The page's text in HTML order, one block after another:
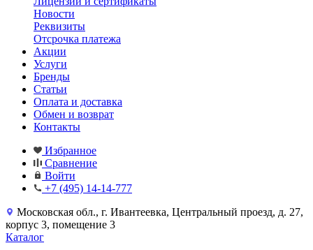
Новости
Реквизиты
Отсрочка платежа
Акции
Услуги
Бренды
Статьи
Оплата и доставка
Обмен и возврат
Контакты
Избранное
Сравнение
Войти
+7 (495) 14-14-777
Московская обл., г. Ивантеевка, Центральный проезд, д. 27,
корпус 3, помещение 3
Каталог